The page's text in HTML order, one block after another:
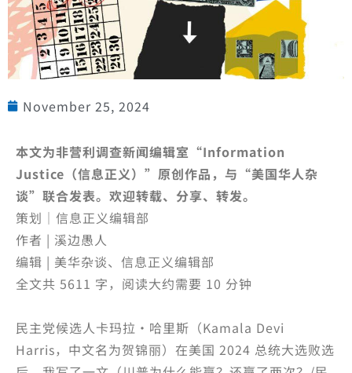
November 25, 2024
本文为非营利调查新闻编辑室“Information
Justice（信息正义）”原创作品，与“美国华人杂
谈”联合发表。欢迎转载、分享、转发。
策划｜信息正义编辑部
作者 | 溪边愚人
编辑 | 美华杂谈、信息正义编辑部
全文共 5611 字，阅读大约需要 10 分钟
民主党候选人卡玛拉·哈里斯（Kamala Devi
Harris，中文名为贺锦丽）在美国 2024 总统大选败选